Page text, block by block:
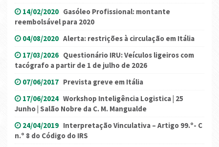
14/02/2020 Gasóleo Profissional: montante
reembolsável para 2020
04/08/2020 Alerta: restrições à circulação em Itália
17/03/2026 Questionário IRU: Veículos ligeiros com
tacógrafo a partir de 1 de julho de 2026
07/06/2017 Prevista greve em Itália
17/06/2024 Workshop Inteligência Logistica | 25
Junho | Salão Nobre da C. M. Mangualde
24/04/2019 Interpretação Vinculativa – Artigo 99.º- C
n.º 8 do Código do IRS